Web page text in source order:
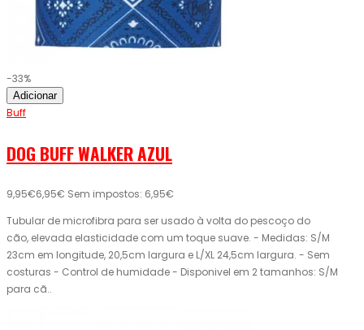
-33%
Adicionar
Buff
DOG BUFF WALKER AZUL
9,95€6,95€ Sem impostos: 6,95€
Tubular de microfibra para ser usado à volta do pescoço do
cão, elevada elasticidade com um toque suave. - Medidas: S/M
23cm em longitude, 20,5cm largura e L/XL 24,5cm largura. - Sem
costuras - Control de humidade - Disponivel em 2 tamanhos: S/M
para cã..